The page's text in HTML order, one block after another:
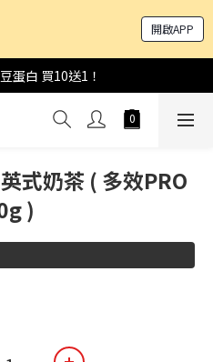
開啟APP
蛋白 買10送1！
式奶茶 ( 多效PRO
)